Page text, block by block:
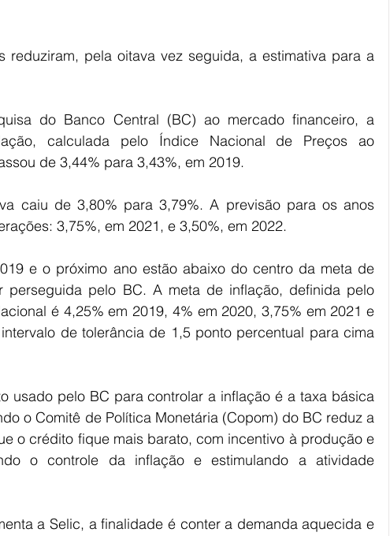
reduziram, pela oitava vez seguida, a estimativa para a
do Banco Central (BC) ao mercado financeiro, a
calculada pelo Índice Nacional de Preços ao
de 3,44% para 3,43%, em 2019.
caiu de 3,80% para 3,79%. A previsão para os anos
3,75%, em 2021, e 3,50%, em 2022.
e o próximo ano estão abaixo do centro da meta de
perseguida pelo BC. A meta de inflação, definida pelo
é 4,25% em 2019, 4% em 2020, 3,75% em 2021 e
de tolerância de 1,5 ponto percentual para cima
usado pelo BC para controlar a inflação é a taxa básica
o Comitê de Política Monetária (Copom) do BC reduz a
o crédito fique mais barato, com incentivo à produção e
o controle da inflação e estimulando a atividade
a Selic, a finalidade é conter a demanda aquecida e